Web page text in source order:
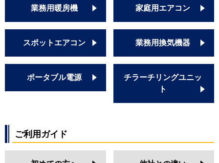
業務用暖房機 家庭用エアコン
スポットエアコン 業務用換気機器
ポータブル電源
チラーチリングユニッ
ト
ご利用ガイド